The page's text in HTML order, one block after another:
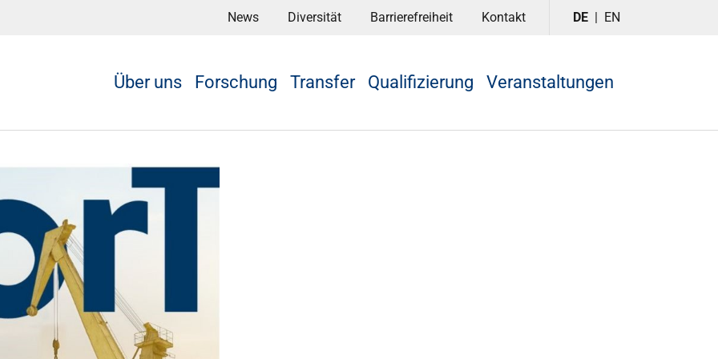
News Diversität Barrierefreiheit Kontakt DE EN
Über uns Forschung Transfer Qualifizierung Veranstaltungen